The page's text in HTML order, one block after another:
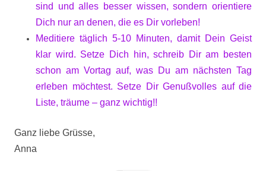
sind und alles besser wissen, sondern orientiere
Dich nur an denen, die es Dir vorleben!
Meditiere täglich 5-10 Minuten, damit Dein Geist
klar wird. Setze Dich hin, schreib Dir am besten
schon am Vortag auf, was Du am nächsten Tag
erleben möchtest. Setze Dir Genußvolles auf die
Liste, träume – ganz wichtig!!
Ganz liebe Grüsse,
Anna